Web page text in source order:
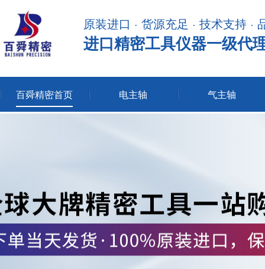
原装进口 · 货源充足 · 技术支持 ·
进口精密工具仪器一级代
百舜精密首页 电主轴 气主轴